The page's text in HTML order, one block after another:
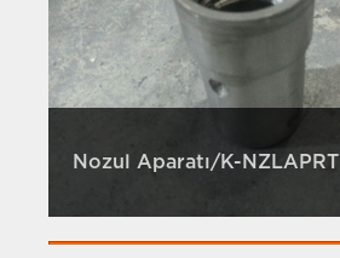
Nozul Aparatı/K-NZLAPRT